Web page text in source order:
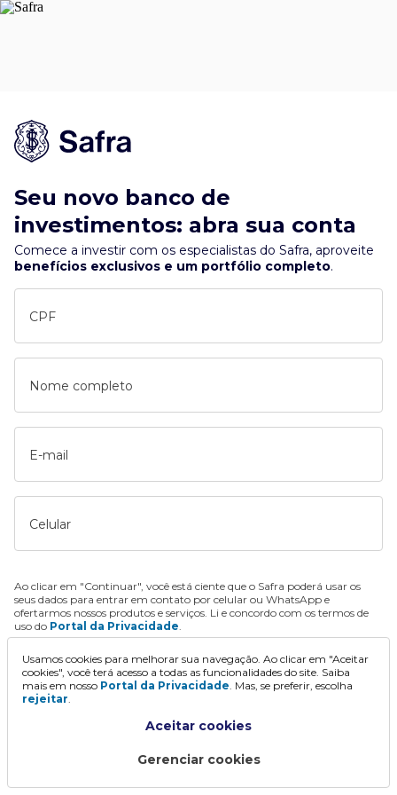
Seu novo banco de
investimentos: abra sua conta
Comece a investir com os especialistas do Safra, aproveite
benefícios exclusivos e um portfólio completo.
CPF
Nome completo
E-mail
Celular
Ao clicar em "Continuar", você está ciente que o Safra poderá usar os
seus dados para entrar em contato por celular ou WhatsApp e
ofertarmos nossos produtos e serviços. Li e concordo com os termos de
uso do Portal da Privacidade.
Continuar
Usamos cookies para melhorar sua navegação. Ao clicar em "Aceitar
cookies", você terá acesso a todas as funcionalidades do site. Saiba
mais em nosso Portal da Privacidade. Mas, se preferir, escolha
rejeitar.
Aceitar cookies
Gerenciar cookies